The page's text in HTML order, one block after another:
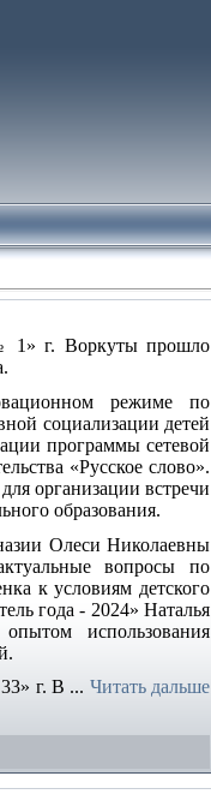
1» г. Воркуты прошло
режиме по
социализации детей
программы сетевой
«Русское слово».
организации встречи
образования.
Олеси Николаевны
вопросы по
к условиям детского
года - 2024» Наталья
использования
г. В ... Читать дальше